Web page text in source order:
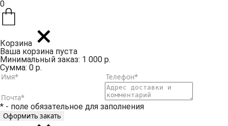
0
Корзина
Ваша корзина пуста
Минимальный заказ: 1 000 р.
Сумма: 0 р.
* - поле обязательное для заполнения